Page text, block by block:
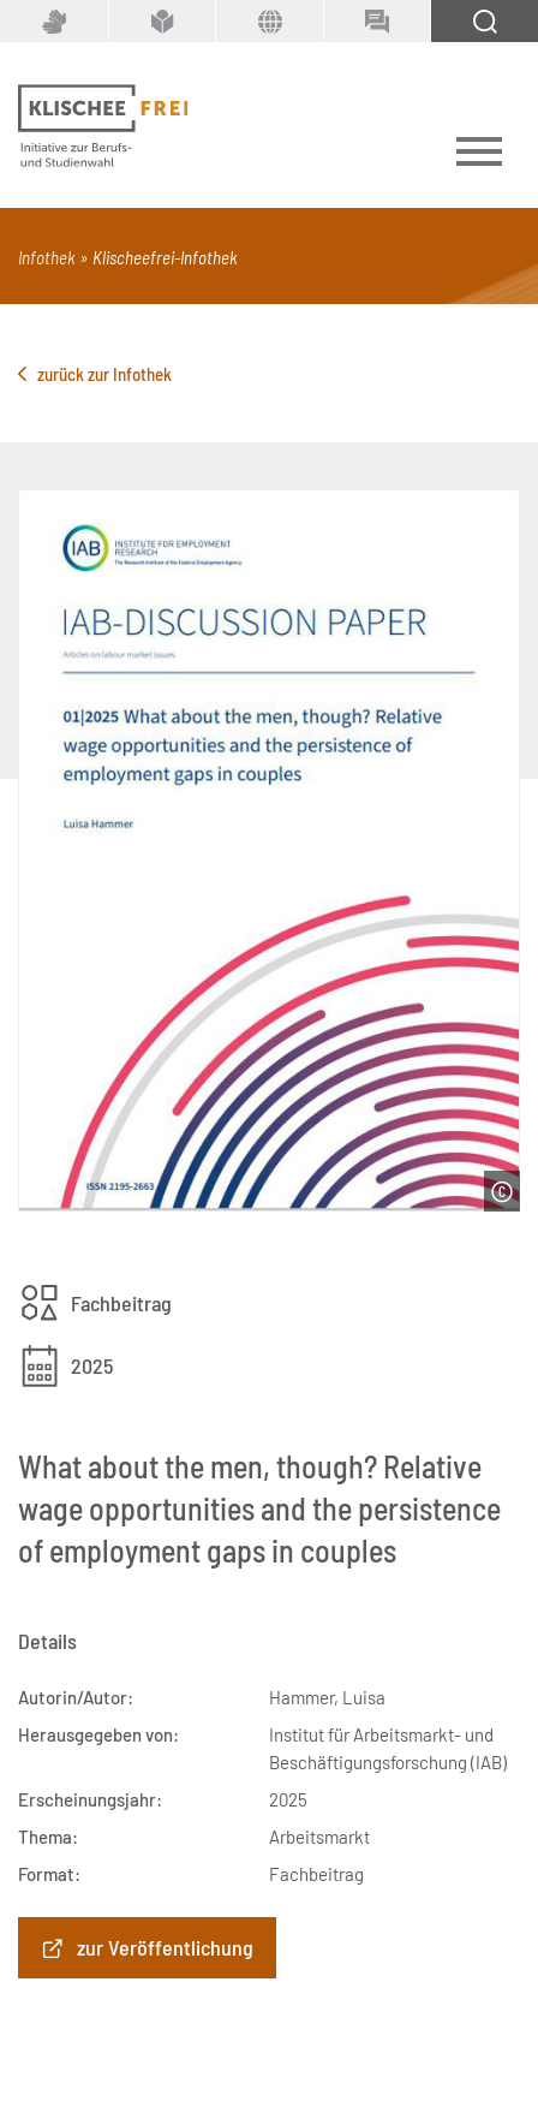
Suchbegriff
Infothek
Klischeefrei-Infothek
zurück zur Infothek
Fachbeitrag
2025
What about the men, though? Relative
wage opportunities and the persistence
of employment gaps in couples
Details
Autorin/Autor:
Hammer, Luisa
Herausgegeben von:
Institut für Arbeitsmarkt- und
Beschäftigungsforschung (IAB)
Erscheinungsjahr:
2025
Thema:
Arbeitsmarkt
Format:
Fachbeitrag
zur Veröffentlichung